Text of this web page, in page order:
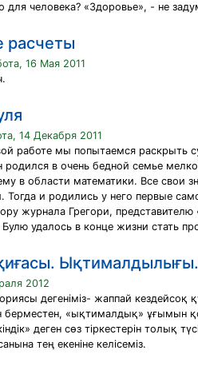
для человека? «Здоровье», - не
расчеты
16 Мая 2011
14 Декабря 2011
работе мы попытаемся раскрыть
родился в очень бедной семье
в области математики. Все свои
Тогда и родились у него первые
журнала Грегори,
удалось в конце жизни стать
2012
дегеніміз- жаппай кездейсоқ
берместен, «ықтималдық» ұғымын
деген сөз тіркестерін
тең екеніне келісеміз.